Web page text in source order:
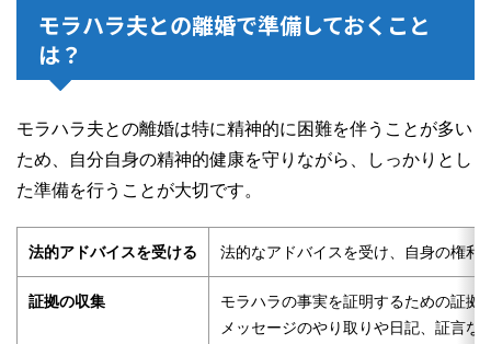
モラハラ夫との離婚で準備しておくこと
は？
モラハラ夫との離婚は特に精神的に困難を伴うことが多い
ため、自分自身の精神的健康を守りながら、しっかりとし
た準備を行うことが大切です。
法的アドバイスを受ける 法的なアドバイスを受け、自身の権利
証拠の収集
モラハラの事実を証明するための証拠
メッセージのやり取りや日記、証言な